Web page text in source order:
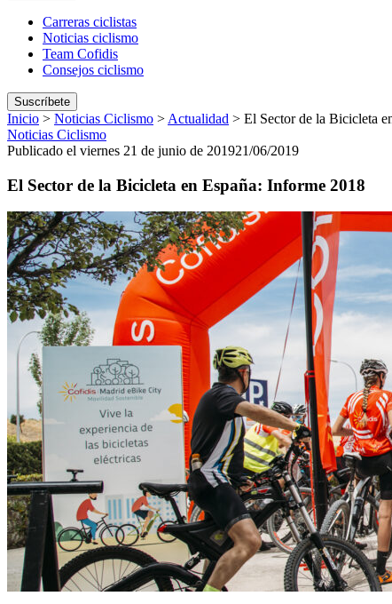
Carreras ciclistas
Noticias ciclismo
Team Cofidis
Consejos ciclismo
Suscríbete
Inicio > Noticias Ciclismo > Actualidad > El Sector de la Bicicleta
Noticias Ciclismo
Publicado el viernes 21 de junio de 201921/06/2019
El Sector de la Bicicleta en España: Informe 2018